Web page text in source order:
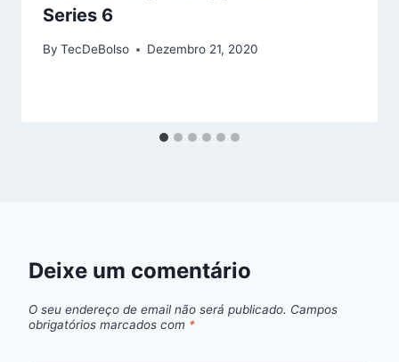
Series 6
By TecDeBolso Dezembro 21, 2020
Deixe um comentário
O seu endereço de email não será publicado. Campos
obrigatórios marcados com *